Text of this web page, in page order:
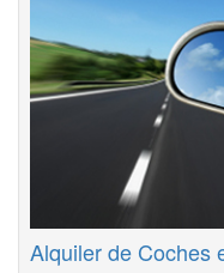
Alquiler de Coches